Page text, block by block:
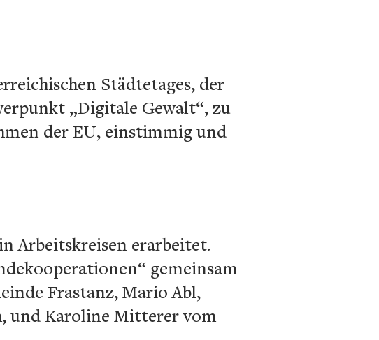
Städtetages, der
„Digitale Gewalt“, zu
der EU, einstimmig und
Arbeitskreisen erarbeitet.
gemeinsam
Frastanz, Mario Abl,
und Karoline Mitterer vom